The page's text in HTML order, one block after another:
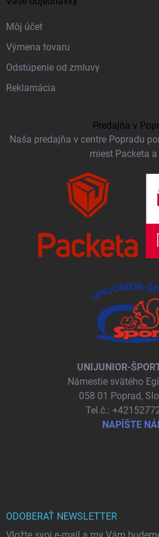
Môj účet
Výmena tovaru
Odstúpenie od zmluvy
Reklamácia
Predajňa v
Naša predajňa v centre Popradu
miest Packeta a
UNIJUNIOR-
Námestie svätého
058 01 Poprad,
Tel.č.:
NAPÍŠTE
ODOBERAŤ NEWSLETTER